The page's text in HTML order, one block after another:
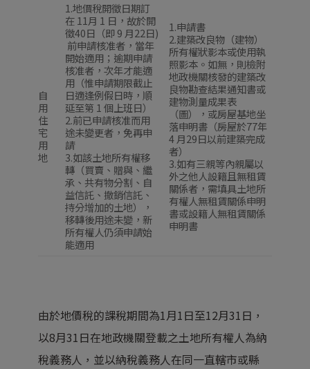
自
用
住
宅
用
地
1.地價稅開徵日期訂
在 11月 1 日，故於開
徵40日（即 9 月22日)
前申請核准者，當年
開始適用；逾期申請
核准者，次年才能適
用（惟申請期限截止
日適逢例假日時，順
延至第 1 個上班日）
2.前已申請核准而用
途未變更者，免再申
請
3.如該土地所有權移
轉（買賣、贈與、繼
承、共有物分割、自
益信託、撤銷信託、
持分增加的土地），
移轉後用途未變，新
所有權人仍須申請始
能適用
1.申請書
2.建築改良物（建物）
所有權狀影本或使用執
照影本。如無，則檢附
地政機關核發的建築改
良物勘查結果通知書或
建物測量成果表
（圖），或房屋基地坐
落申明書（房屋於77年
4 月29日以前建築完成
者）
3.如有三親等內親屬以
外之他人設籍且無租賃
關係者，需填具土地所
有權人無租賃關係申明
書或設籍人無租賃關係
申明書
由於地價稅的課稅期間為1月1日至12月31日，
以8月31日在地政機關登載之土地所有權人為納
稅義務人，並以納稅義務人在同一直轄市或縣